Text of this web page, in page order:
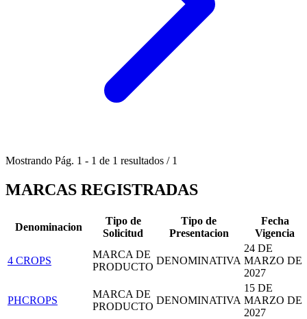
Mostrando Pág. 1 - 1 de 1 resultados / 1
MARCAS REGISTRADAS
Denominacion
Tipo de
Solicitud
Tipo de
Presentacion
Fecha
Vigencia
4 CROPS
MARCA DE
PRODUCTO
DENOMINATIVA
24 DE
MARZO DE
2027
PHCROPS
MARCA DE
PRODUCTO
DENOMINATIVA
15 DE
MARZO DE
2027